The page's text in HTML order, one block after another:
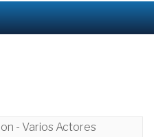
- Varios Actores